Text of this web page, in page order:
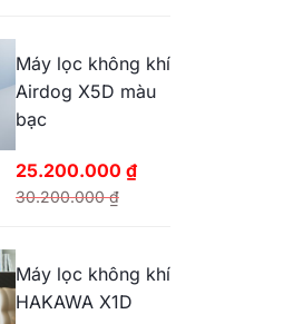
gốc
là:
30.200.000 ₫.
hiện
tại
là:
25.200.000 ₫.
Máy lọc không khí
Airdog X5D màu
bạc
30.200.000₫
gốc
là:
30.200.000 ₫.
25.200.000 ₫
hiện
tại
là:
Máy lọc không khí
HAKAWA X1D